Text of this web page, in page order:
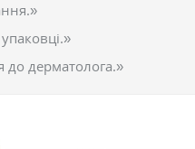
до дерматолога.»